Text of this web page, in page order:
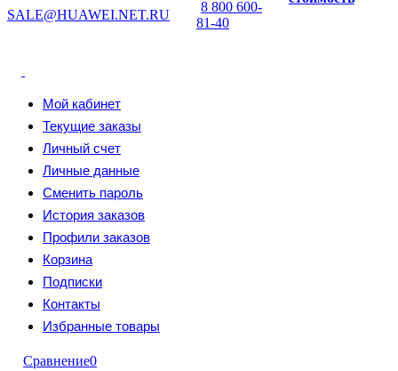
SALE@HUAWEI.NET.RU
8 800 600-
81-40
Мой кабинет
Текущие заказы
Личный счет
Личные данные
Сменить пароль
История заказов
Профили заказов
Корзина
Подписки
Контакты
Избранные товары
Сравнение0